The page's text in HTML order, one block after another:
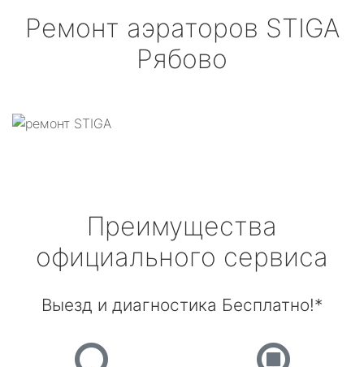
Ремонт аэраторов STIGA
Рябово
Преимущества
официального сервиса
Выезд и диагностика Бесплатно!*